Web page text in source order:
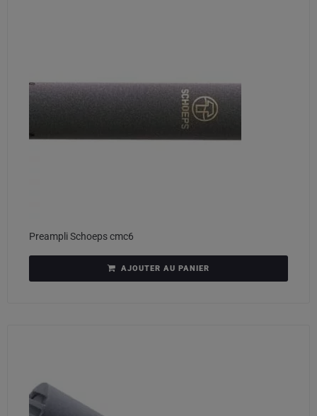
Preampli Schoeps cmc6
AJOUTER AU PANIER